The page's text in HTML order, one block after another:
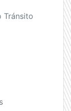
Tránsito